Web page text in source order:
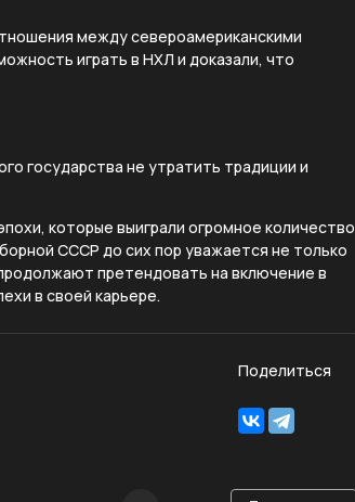
между североамериканскими
играть в НХЛ и доказали, что
государства не утратить традиции и
которые выиграли огромное количество
СССР до сих пор уважается не только
претендовать на включение в
в своей карьере.
Поделиться